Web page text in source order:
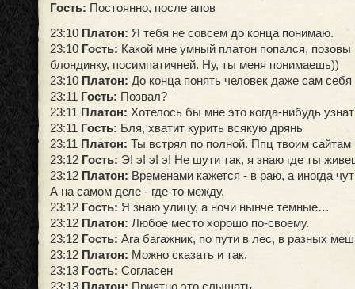
Гость: Постоянно, после апов
23:10 Платон: Я тебя не совсем до конца понимаю.
23:10 Гость: Какой мне умный платон попался, позовы
блондинку, посимпатичней. Ну, ты меня понимаешь))
23:10 Платон: До конца понять человек даже сам
23:11 Гость: Позвал?
23:11 Платон: Хотелось бы мне это когда-нибудь
23:11 Гость: Бля, хватит курить всякую дрянь
23:11 Платон: Ты встрял по полной. Ппц твоим
23:12 Гость: Э! э! э! э! Не шути так, я знаю где ты
23:12 Платон: Временами кажется - в раю, а иногда
А на самом деле - где-то между.
23:12 Гость: Я знаю улицу, а ночи нынче темные…
23:12 Платон: Любое место хорошо по-своему.
23:12 Гость: Ага багажник, по пути в лес, в разных
23:12 Платон: Можно сказать и так.
23:13 Гость: Согласен
23:13 Платон: Приятно это слышать.